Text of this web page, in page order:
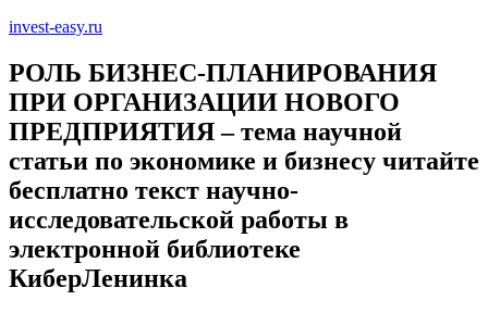
invest-easy.ru
РОЛЬ БИЗНЕС-ПЛАНИРОВАНИЯ
ПРИ ОРГАНИЗАЦИИ НОВОГО
ПРЕДПРИЯТИЯ – тема научной
статьи по экономике и бизнесу читайте
бесплатно текст научно-
исследовательской работы в
электронной библиотеке
КиберЛенинка